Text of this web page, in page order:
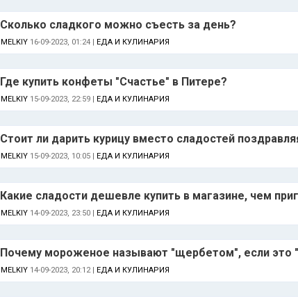
Сколько сладкого можно съесть за день?
MELKIY 16-09-2023, 01:24 | ЕДА И КУЛИНАРИЯ
Где купить конфеты "Счастье" в Питере?
MELKIY 15-09-2023, 22:59 | ЕДА И КУЛИНАРИЯ
Стоит ли дарить курицу вместо сладостей
MELKIY 15-09-2023, 10:05 | ЕДА И КУЛИНАРИЯ
Какие сладости дешевле купить в магазине, чем
MELKIY 14-09-2023, 23:50 | ЕДА И КУЛИНАРИЯ
Почему мороженое называют "щербетом", если это
MELKIY 14-09-2023, 20:12 | ЕДА И КУЛИНАРИЯ